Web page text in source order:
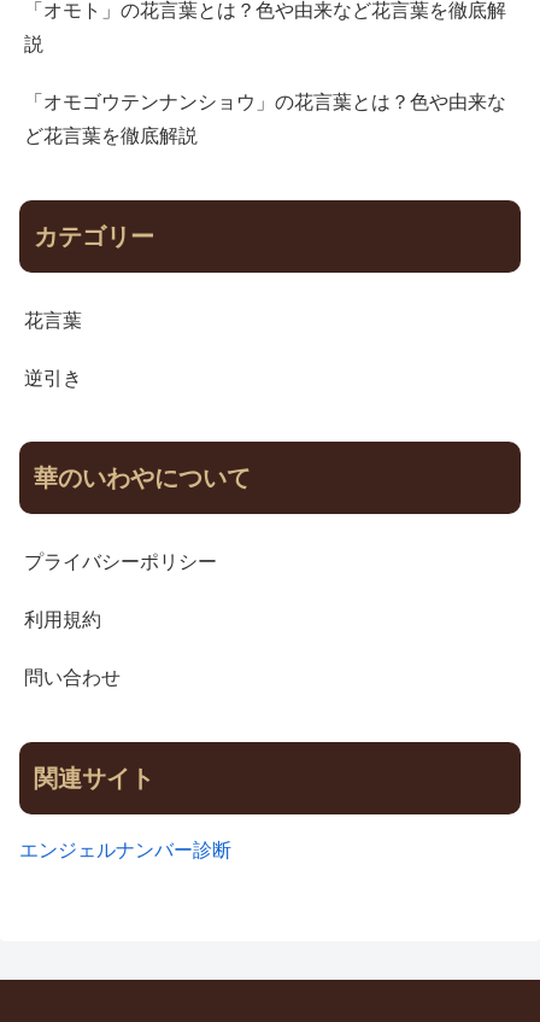
「オモト」の花言葉とは？色や由来など花言葉を徹底解
説
「オモゴウテンナンショウ」の花言葉とは？色や由来な
ど花言葉を徹底解説
カテゴリー
花言葉
逆引き
華のいわやについて
プライバシーポリシー
利用規約
問い合わせ
関連サイト
エンジェルナンバー診断